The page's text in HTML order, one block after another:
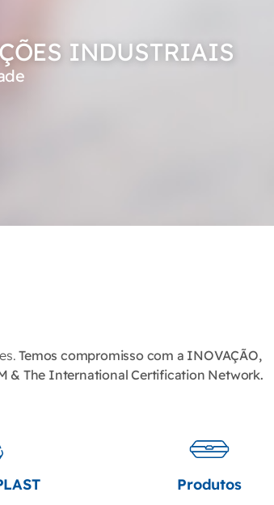
INDUSTRIAIS
Temos compromisso com a INOVAÇÃO,
& The International Certification Network.
Produtos